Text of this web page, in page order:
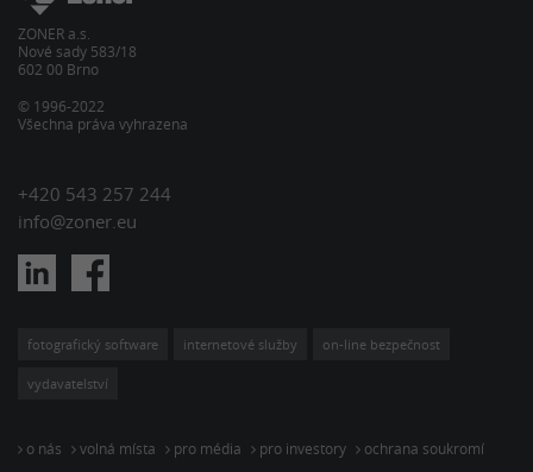
ZONER a.s.
Nové sady 583/18
602 00 Brno
© 1996-2022
Všechna práva vyhrazena
+420 543 257 244
info@zoner.eu
fotografický software internetové služby on-line bezpečnost
vydavatelství
o nás volná místa pro média pro investory ochrana soukromí